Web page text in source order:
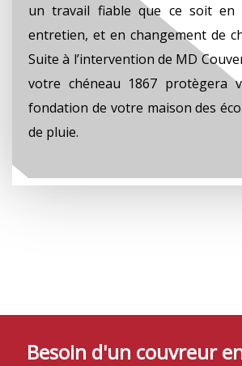
un travail fiable que ce soit en
entretien, et en changement de
Suite à l’intervention de MD
votre chéneau 1867 protègera
fondation de votre maison des
de pluie.
Besoin d'un couvreur